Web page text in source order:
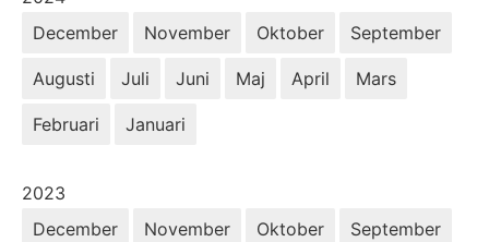
December
November Oktober September
Augusti Juli Juni Maj April Mars
Februari Januari
År:
2023
December
November Oktober September